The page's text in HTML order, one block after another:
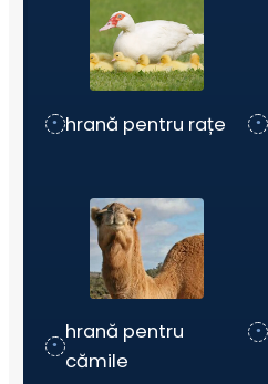
hrană pentru rațe
hrană pentru
cămile